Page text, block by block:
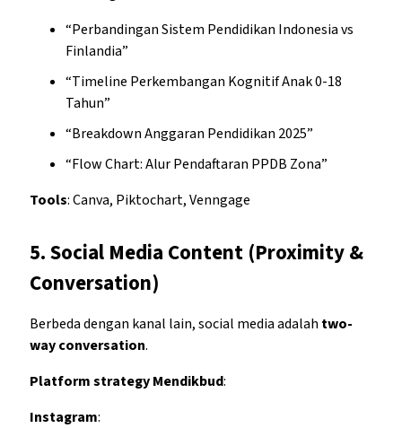
“Perbandingan Sistem Pendidikan Indonesia vs
Finlandia”
“Timeline Perkembangan Kognitif Anak 0-18
Tahun”
“Breakdown Anggaran Pendidikan 2025”
“Flow Chart: Alur Pendaftaran PPDB Zona”
Tools: Canva, Piktochart, Venngage
5.Social Media Content (Proximity &
Conversation)
Berbeda dengan kanal lain, social media adalah two-
way conversation.
Platform strategy Mendikbud:
Instagram: